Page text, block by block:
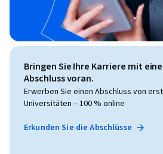
Bringen Sie Ihre Karriere mit
Abschluss voran.
Erwerben Sie einen Abschluss von
Universitäten – 100 % online
Erkunden Sie die Abschlüsse